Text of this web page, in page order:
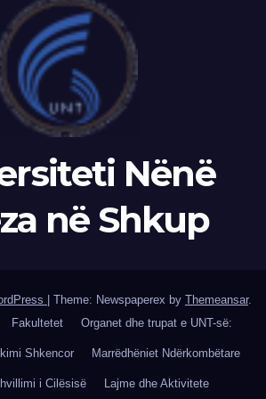
Nënë
në Shkup
Theme: Newspaperex by Themeansar.
Fakultetet Organet dhe trupat e UNT-së:
Shkencor Marrëdhëniet Ndërkombëtare
i Cilësisë Lajme dhe Aktivitete